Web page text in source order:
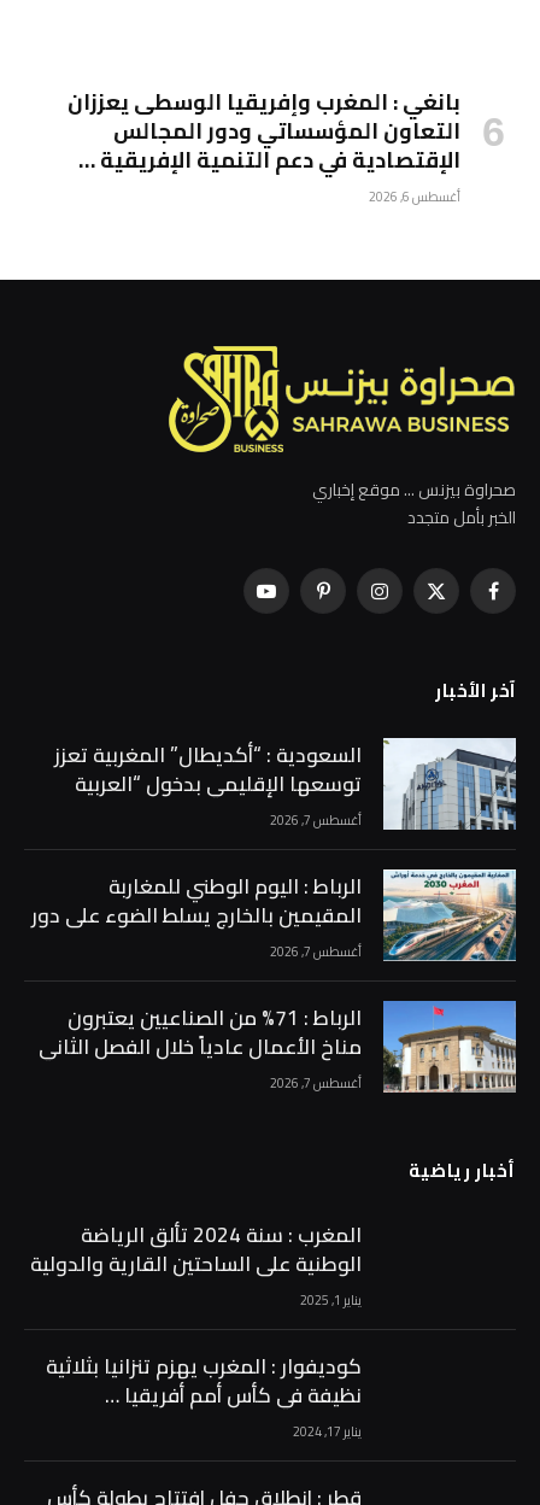
بانغي : المغرب وإفريقيا الوسطى يعززان
التعاون المؤسساتي ودور المجالس
الإقتصادية في دعم التنمية الإفريقية …
أغسطس 6, 2026
صحراوة بيزنس ... موقع إخباري
الخبر بأمل متجدد
فيسبوكX
الانستغرامبينتيريستيوتيوب
آخر الأخبار
السعودية : “أكديطال” المغربية تعزز
توسعها الإقليمي بدخول “العربية
للاستثمار” إلى رأسمالها بحصة 15% …
أغسطس 7, 2026
الرباط : اليوم الوطني للمغاربة
المقيمين بالخارج يسلط الضوء على دور
الجالية في دعم أوراش المغرب 2030 …
أغسطس 7, 2026
الرباط : 71% من الصناعيين يعتبرون
مناخ الأعمال عادياً خلال الفصل الثاني
من 2026 …
أغسطس 7, 2026
أخبار رياضية
المغرب : سنة 2024 تألق الرياضة
الوطنية على الساحتين القارية والدولية
…
يناير 1, 2025
كوديفوار : المغرب يهزم تنزانيا بثلاثية
نظيفة في كأس أمم أفريقيا …
يناير 17, 2024